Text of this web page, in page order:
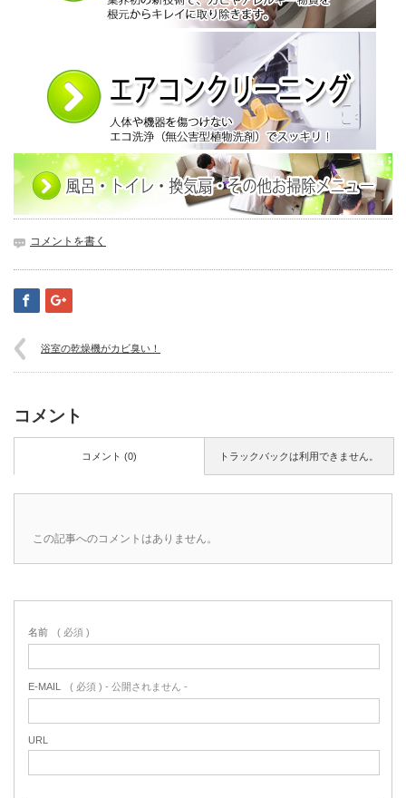
コメントを書く
浴室の乾燥機がカビ臭い！
コメント
トラックバックは利用できません。
コメント (0)
この記事へのコメントはありません。
名前 ( 必須 )
E-MAIL ( 必須 ) - 公開されません -
URL